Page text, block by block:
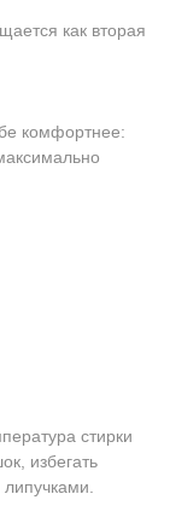
как вторая
комфортнее:
стирки
избегать